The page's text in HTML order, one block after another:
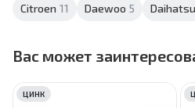
Citroen 11 Daewoo 5 Daihatsu
Вас может
ЦИНК